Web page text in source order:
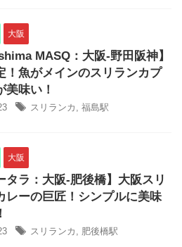
大阪
MASQ：大阪-野田阪神】
！魚がメインのスリランカプ
美味い！
スリランカ , 福島駅
大阪
タラ：大阪-肥後橋】大阪スリ
レーの巨匠！シンプルに美味
スリランカ , 肥後橋駅